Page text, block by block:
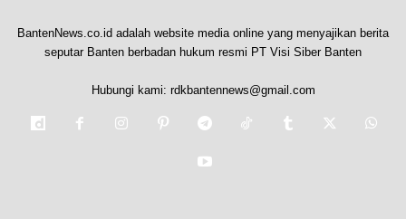
BantenNews.co.id adalah website media online yang menyajikan berita
seputar Banten berbadan hukum resmi PT Visi Siber Banten
Hubungi kami: rdkbantennews@gmail.com